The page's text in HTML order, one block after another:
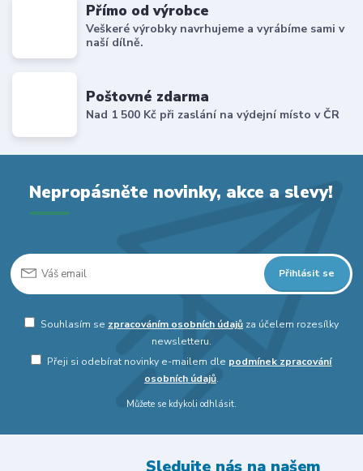
Přímo od výrobce
Veškeré výrobky navrhujeme a vyrábíme sami v
naší dílně.
Poštovné zdarma
Nad 1 500 Kč při zaslání na výdejní místo v ČR
Nepropásněte novinky, akce a slevy!
Přihlásit se
Souhlasím se zpracováním osobních údajůza účelem rozesílky
newsletteru.
Přeji si odebírat novinky e-mailem dle podmínek zpracování
osobních údajů.
Můžete se kdykoli odhlásit.